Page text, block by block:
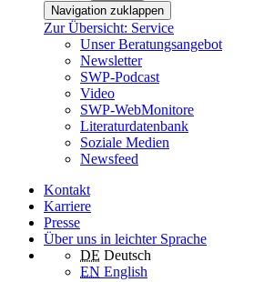
Navigation zuklappen
Zur Übersicht: Service
Unser Beratungsangebot
Newsletter
SWP-Podcast
Video
SWP-WebMonitore
Literaturdatenbank
Soziale Medien
Newsfeed
Kontakt
Karriere
Presse
Über uns in leichter Sprache
DE Deutsch
EN English